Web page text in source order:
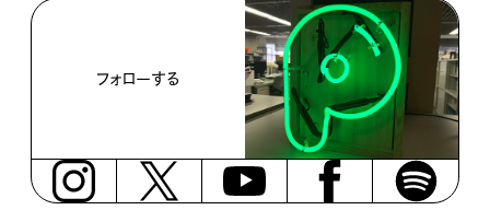
フォローする